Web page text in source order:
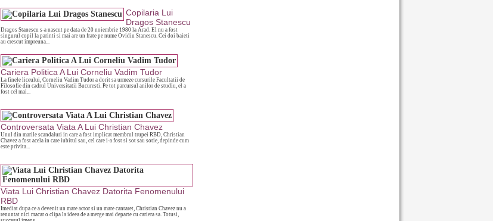
Copilaria Lui
Dragos Stanescu
Dragos Stanescu s-a nascut pe data de 20 noiembrie 1980 la Arad. El nu a fost
singurul copil la parinti si mai are un frate pe nume Ovidiu Stanescu. Cei doi baieti
au crescut impreuna...
Cariera Politica A Lui Corneliu Vadim Tudor
La finele liceului, Corneliu Vadim Tudor a dorit sa urmeze cursurile Facultatii de
Filosofie din cadrul Universitatii Bucuresti. Pe tot parcursul anilor de studiu, el a
fost cel mai...
Controversata Viata A Lui Christian Chavez
Unul din marile scandaluri in care a fost implicat membrul trupei RBD, Christian
Chavez a fost acela in care iubitul sau, cel care i-a fost si sot sau sotie, depinde cum
este privita...
Viata Lui Christian Chavez Datorita Fenomenului
RBD
Imediat dupa ce a devenit un mare actor si un mare cantaret, Christian Chavez nu a
renuntat nici macar o clipa la ideea de a merge mai departe cu cariera sa. Totusi,